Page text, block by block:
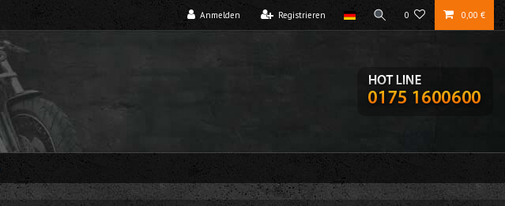
Anmelden Registrieren 0 0,00 €